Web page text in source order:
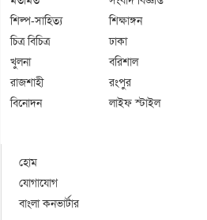
শিল্প-সাহিত্য
শিক্ষাঙ্গন
চিত্র বিচিত্র
ঢাকা
খুলনা
বরিশাল
রাজশাহী
রংপুর
বিনোদন
লাইফ স্টাইল
হোম
যোগাযোগ
বাংলা কনভার্টার